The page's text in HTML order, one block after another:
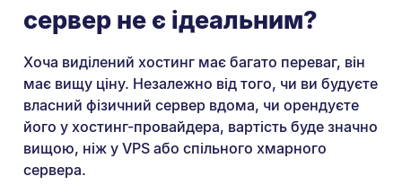
сервер не є ідеальним?
Хоча виділений хостинг має багато переваг, він
має вищу ціну. Незалежно від того, чи ви будуєте
власний фізичний сервер вдома, чи орендуєте
його у хостинг-провайдера, вартість буде значно
вищою, ніж у VPS або спільного хмарного
сервера.